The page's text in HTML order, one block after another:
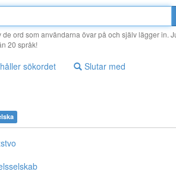
ord som användarna övar på och själv lägger in.
20 språk!
sökordet Slutar med